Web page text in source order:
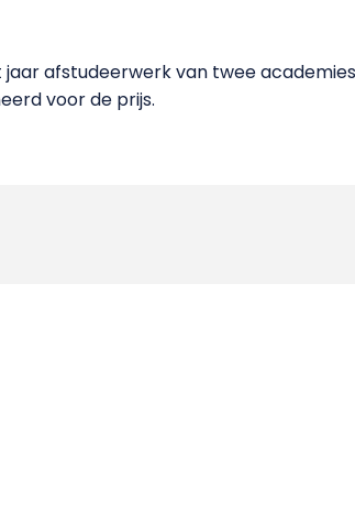
afstudeerwerk van twee
voor de prijs.